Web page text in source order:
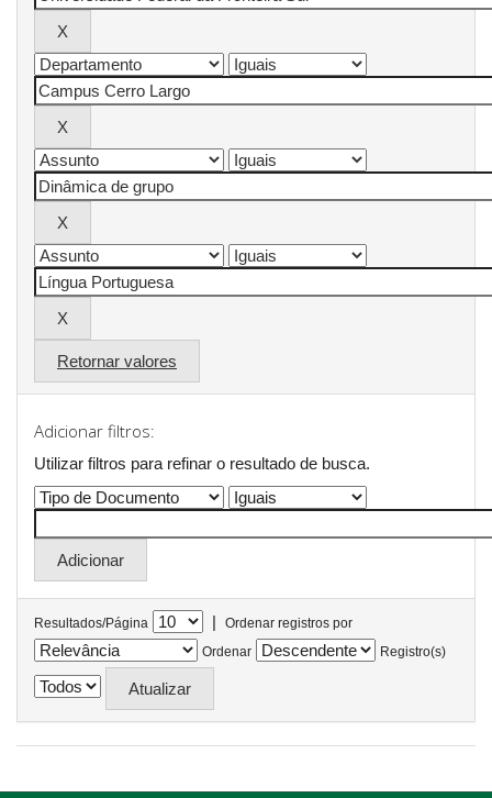
Retornar valores
Adicionar filtros:
Utilizar filtros para refinar o resultado de busca.
Resultados/Página |
Ordenar registros por
Ordenar
Registro(s)